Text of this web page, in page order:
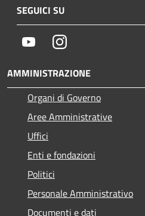
SEGUICI SU
YoutubeInstagram
AMMINISTRAZIONE
Organi di Governo
Aree Amministrative
Uffici
Enti e fondazioni
Politici
Personale Amministrativo
Documenti e dati